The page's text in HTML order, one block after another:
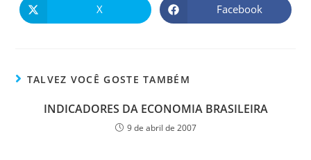
X Facebook
TALVEZ VOCÊ GOSTE TAMBÉM
INDICADORES DA ECONOMIA BRASILEIRA
9 de abril de 2007